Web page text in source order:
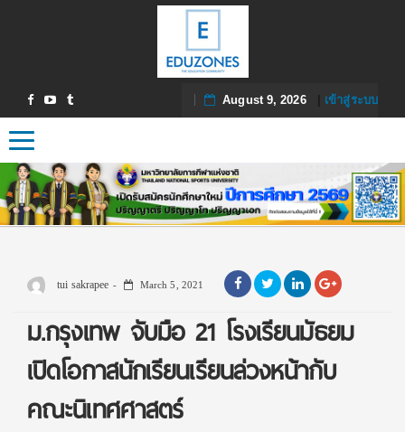
August 9, 2026| เข้าสู่ระบบ
Toggle navigation
tui sakrapee March 5, 2021
ม.กรุงเทพ จับมือ 21 โรงเรียนมัธยม
เปิดโอกาสนักเรียนเรียนล่วงหน้ากับ
คณะนิเทศศาสตร์